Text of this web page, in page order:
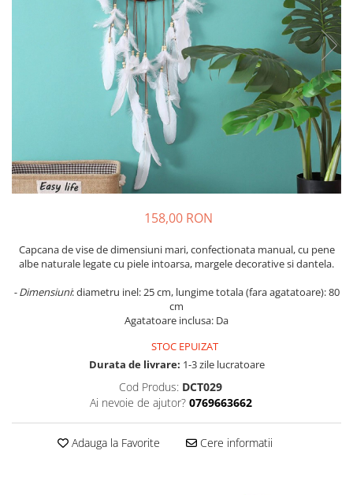
158,00 RON
Capcana de vise de dimensiuni mari, confectionata manual, cu pene
albe naturale legate cu piele intoarsa, margele decorative si dantela.
- Dimensiuni: diametru inel: 25 cm, lungime totala (fara agatatoare): 80
cm
Agatatoare inclusa: Da
STOC EPUIZAT
Durata de livrare: 1-3 zile lucratoare
Cod Produs: DCT029
Ai nevoie de ajutor? 0769663662
Adauga la Favorite Cere informatii